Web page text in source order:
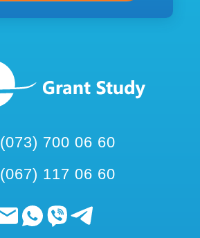
(073) 700 06 60
(067) 117 06 60